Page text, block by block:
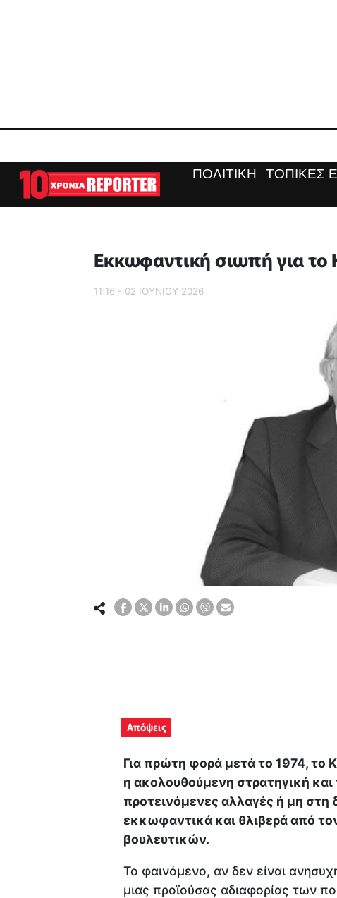
ΠΟΛΙΤΙΚΗ ΤΟΠΙΚΕΣ
Εκκωφαντική σιωπή για το
11:16 - 02 ΙΟΥΝΙΟΥ 2026
Απόψεις
Για πρώτη φορά μετά το 1974, το
η ακολουθούμενη στρατηγική
προτεινόμενες αλλαγές ή μη στη
εκκωφαντικά και θλιβερά από
βουλευτικών.
Το φαινόμενο, αν δεν είναι
μιας προϊούσας αδιαφορίας των